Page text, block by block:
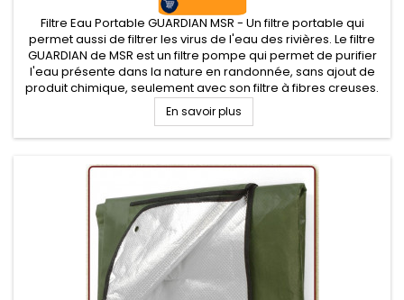
Filtre Eau Portable GUARDIAN MSR - Un filtre portable qui
permet aussi de filtrer les virus de l'eau des rivières. Le filtre
GUARDIAN de MSR est un filtre pompe qui permet de purifier
l'eau présente dans la nature en randonnée, sans ajout de
produit chimique, seulement avec son filtre à fibres creuses.
Le Filtre Guardian MSR est idéalement conçu pour le...
En savoir plus